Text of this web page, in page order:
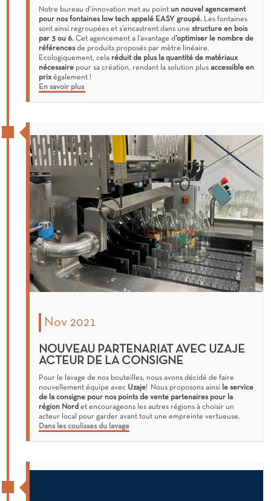
Notre bureau d’innovation met au point un nouvel agencement
pour nos fontaines low tech appelé EASY groupé. Les fontaines
sont ainsi regroupées et s’encastrent dans une structure en bois
par 3 ou 6. Cet agencement a l’avantage d‘optimiser le nombre de
référencesde produits proposés par mètre linéaire.
Ecologiquement, cela réduit de plus la quantité de matériaux
nécessaire pour sa création, rendant la solution plus accessible en
prixégalement !
En savoir plus
Nov 2021
NOUVEAU PARTENARIAT AVEC UZAJE
ACTEUR DE LA CONSIGNE
Pour le lavage de nos bouteilles, nous avons décidé de faire
nouvellement équipe avec Uzaje! Nous proposons ainsi le service
de la consigne pour nos points de vente partenaires pour la
région Nord et encourageons les autres régions à choisir un
acteur local pour garder avant tout une empreinte vertueuse.
Dans les coulisses du lavage